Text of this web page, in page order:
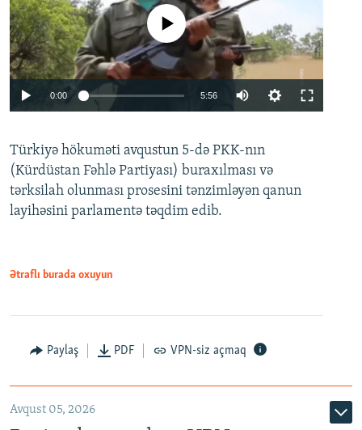
Auto 240p 360p 480p
720p 1080p
No media source currently available
0:00 5:56
360p
480p
Türkiyə hökuməti avqustun 5-də PKK-nın
(Kürdüstan Fəhlə Partiyası) buraxılması və
tərksilah olunması prosesini tənzimləyən qanun
layihəsini parlamentə təqdim edib.
Ətraflı burada oxuyun
Paylaş PDF VPN-siz açmaq
Avqust 05, 2026